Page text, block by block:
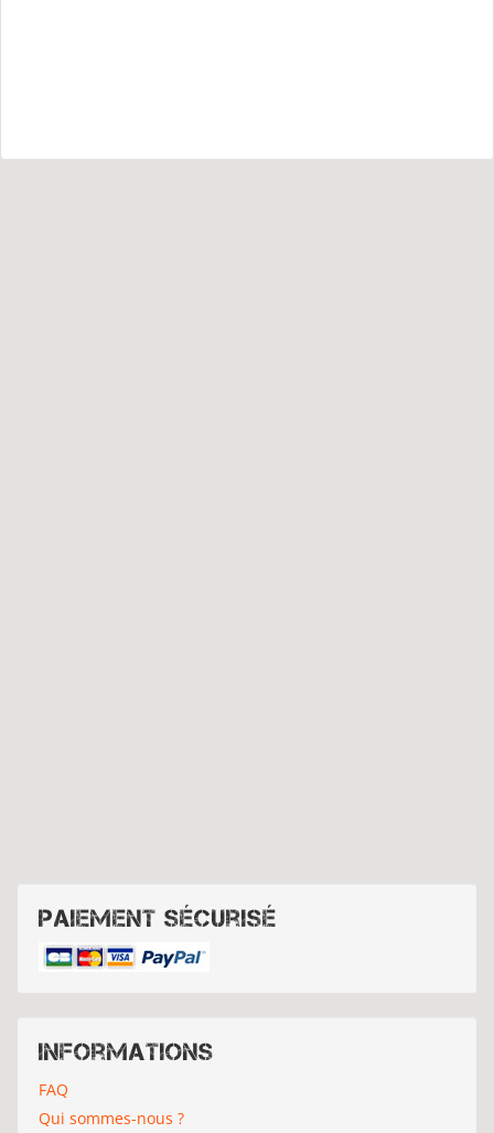
Paiement sécurisé
Informations
FAQ
Qui sommes-nous ?